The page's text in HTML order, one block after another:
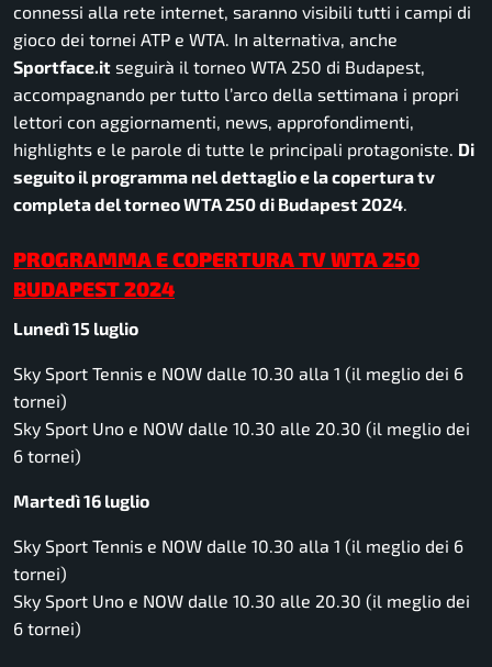
connessi alla rete internet, saranno visibili tutti i campi di
gioco dei tornei ATP e WTA. In alternativa, anche
Sportface.it seguirà il torneo WTA 250 di Budapest,
accompagnando per tutto l’arco della settimana i propri
lettori con aggiornamenti, news, approfondimenti,
highlights e le parole di tutte le principali protagoniste. Di
seguito il programma nel dettaglio e la copertura tv
completa del torneo WTA 250 di Budapest 2024.
PROGRAMMA E COPERTURA TV WTA 250
BUDAPEST 2024
Lunedì 15 luglio
Sky Sport Tennis e NOW dalle 10.30 alla 1 (il meglio dei 6
tornei)
Sky Sport Uno e NOW dalle 10.30 alle 20.30 (il meglio dei
6 tornei)
Martedì 16 luglio
Sky Sport Tennis e NOW dalle 10.30 alla 1 (il meglio dei 6
tornei)
Sky Sport Uno e NOW dalle 10.30 alle 20.30 (il meglio dei
6 tornei)